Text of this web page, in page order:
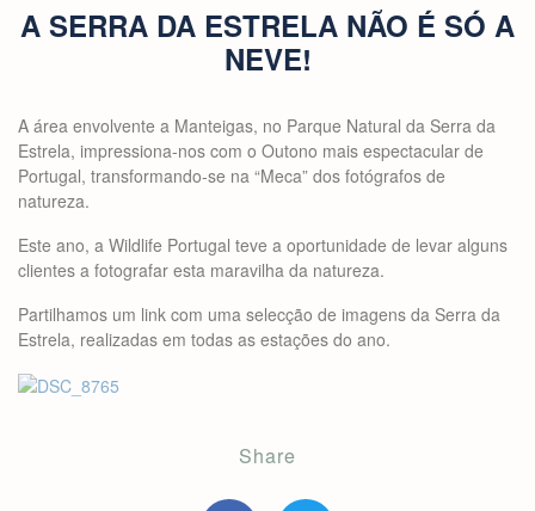
A SERRA DA ESTRELA NÃO É SÓ A
NEVE!
A área envolvente a Manteigas, no Parque Natural da Serra da
Estrela, impressiona-nos com o Outono mais espectacular de
Portugal, transformando-se na “Meca” dos fotógrafos de
natureza.
Este ano, a Wildlife Portugal teve a oportunidade de levar alguns
clientes a fotografar esta maravilha da natureza.
Partilhamos um link com uma selecção de imagens da Serra da
Estrela, realizadas em todas as estações do ano.
Share